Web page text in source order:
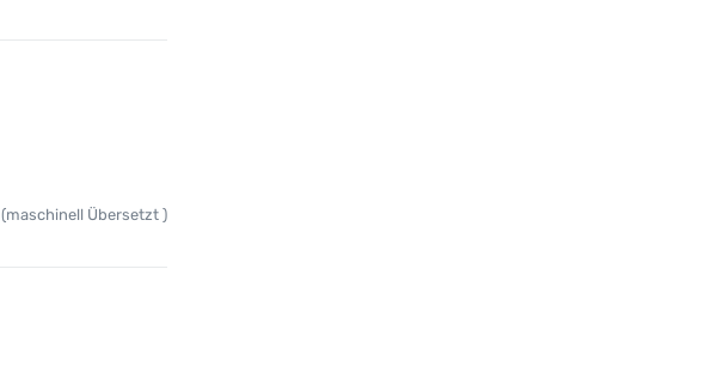
(maschinell Übersetzt )